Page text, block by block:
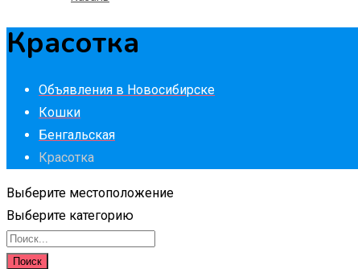
Красотка
Объявления в Новосибирске
Кошки
Бенгальская
Красотка
Выберите местоположение
Выберите категорию
Поиск